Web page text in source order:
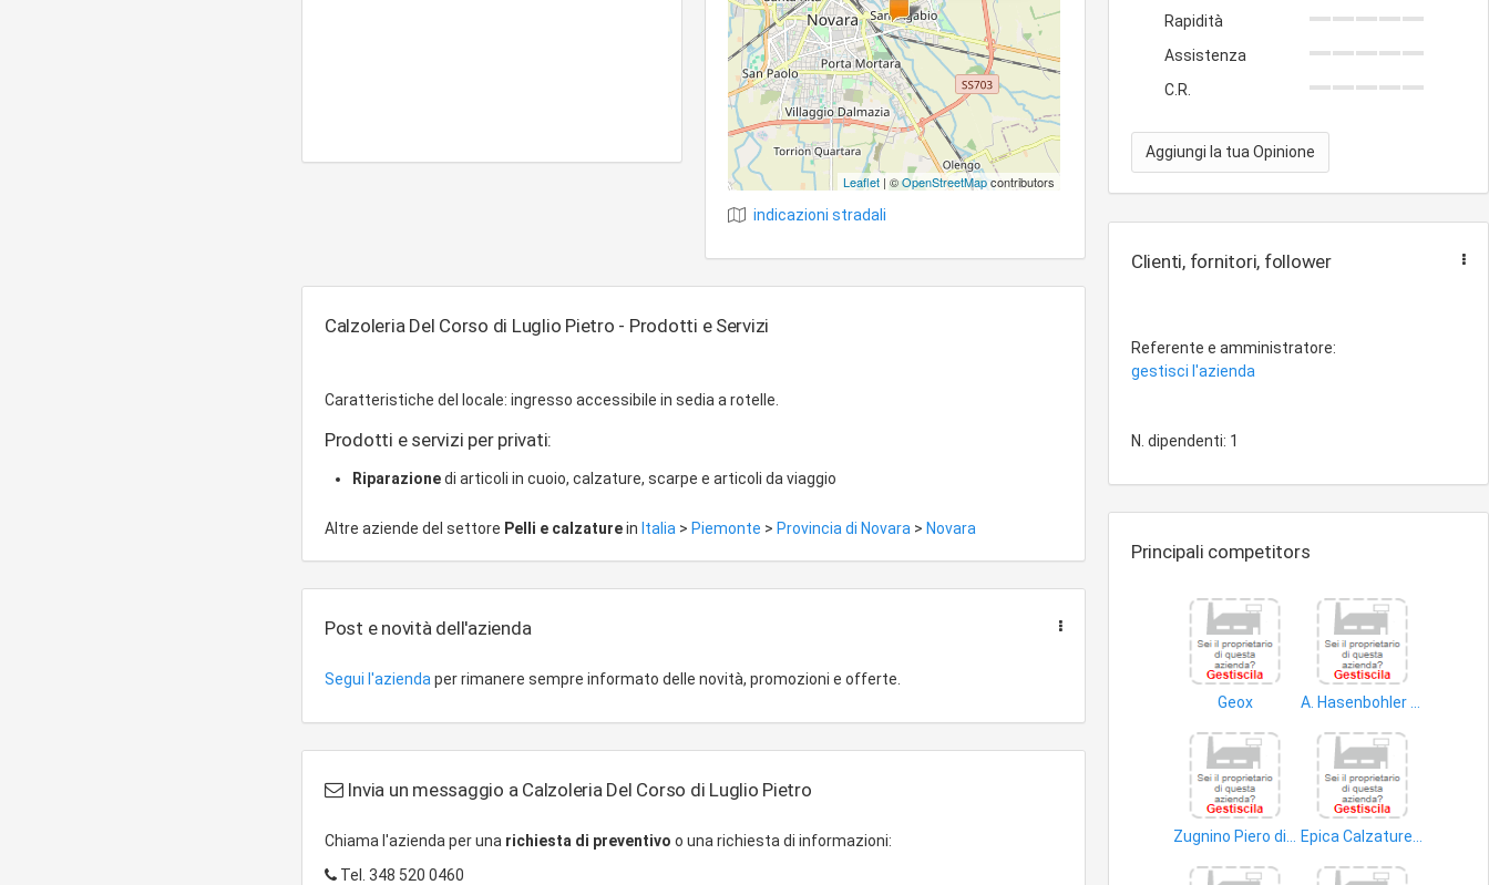
Leaflet | ©OpenStreetMapcontributors
indicazioni stradali
Calzoleria Del Corso di Luglio Pietro - Prodotti e Servizi
Caratteristiche del locale: ingresso accessibile in sedia a rotelle.
Prodotti e servizi per privati:
Riparazionedi articoli in cuoio, calzature, scarpe e articoli da viaggio
Altre aziende del settore Pelli e calzaturein Italia > Piemonte > Provincia di Novara > Novara
Post e novità dell'azienda
Segui l'azienda per rimanere sempre informato delle novità, promozioni e offerte.
Invia un messaggio a Calzoleria Del Corso di Luglio Pietro
Chiama l'azienda per una richiesta di preventivo o una richiesta di informazioni:
Tel. 348 520 0460
Rapidità
Assistenza
C.R.
Aggiungi la tua Opinione
Clienti, fornitori, follower
Referente e amministratore:
gestisci l'azienda
N. dipendenti: 1
Principali competitors
Geox
A. Hasenbohler S.r.l
Zugnino Piero di Saratti Angela e Baracchini Roberta S.n.c
Epica Calzature di Colombo Mario